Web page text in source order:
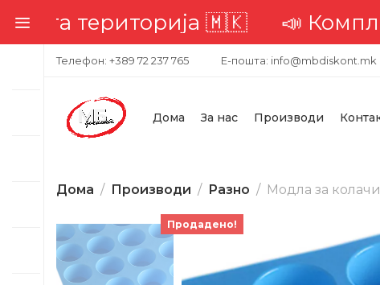
🇲🇰📣 Комплетна достава
Телефон: +389 72 237 765 Е-пошта: info@mbdiskont.mk
Дома За нас Производи
Дома Производи Разно Модла за
-20%
Продадено!